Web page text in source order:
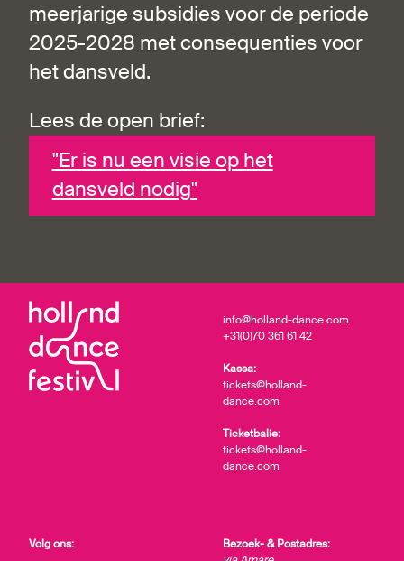
meerjarige subsidies voor de periode
2025-2028 met consequenties voor
het dansveld.
Lees de open brief:
"Er is nu een visie op het
dansveld nodig"
info@holland-dance.com
+31(0)70 361 61 42
Kassa:
tickets@holland-
dance.com
Ticketbalie:
tickets@holland-
dance.com
Bezoek- & Postadres:
Volg ons: